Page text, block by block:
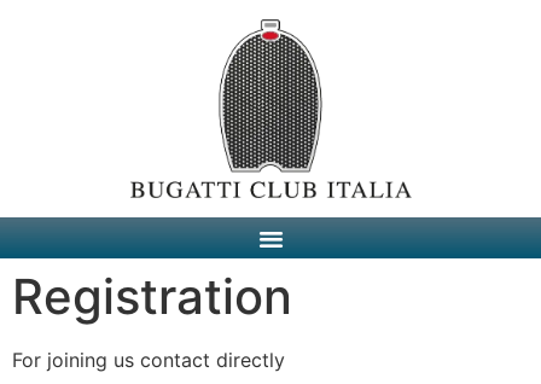
Registration
For joining us contact directly